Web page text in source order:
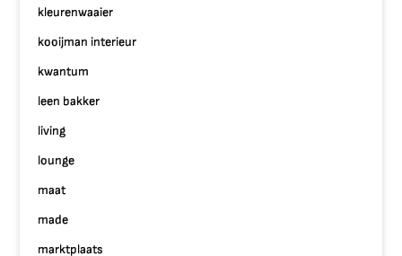
kleurenwaaier
kooijman interieur
kwantum
leen bakker
living
lounge
maat
made
marktplaats